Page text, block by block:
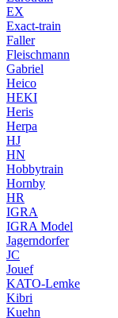
EX
Exact-train
Faller
Fleischmann
Gabriel
Heico
HEKI
Heris
Herpa
HJ
HN
Hobbytrain
Hornby
HR
IGRA
IGRA Model
Jagerndorfer
JC
Jouef
KATO-Lemke
Kibri
Kuehn